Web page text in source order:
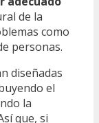
de la
como
personas.
diseñadas
el
la
que, si